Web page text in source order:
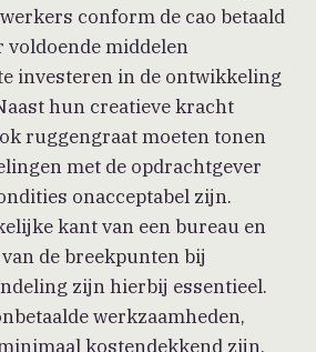
conform de cao betaald
voldoende middelen
investeren in de ontwikkeling
hun creatieve kracht
ruggengraat moeten tonen
met de opdrachtgever
onacceptabel zijn.
kant van een bureau en
de breekpunten bij
zijn hierbij essentieel.
werkzaamheden,
kostendekkend zijn,